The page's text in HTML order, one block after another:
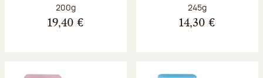
Poids net :
200g
19,40 €
Poids net :
245g
14,30 €